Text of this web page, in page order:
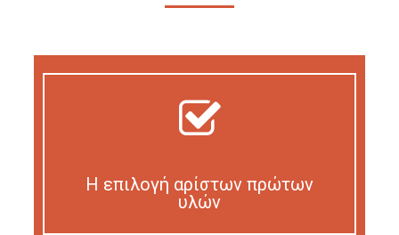
Η επιλογή αρίστων πρώτων
υλών